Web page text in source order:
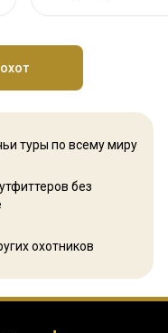
туры по всему миру
без
охотников